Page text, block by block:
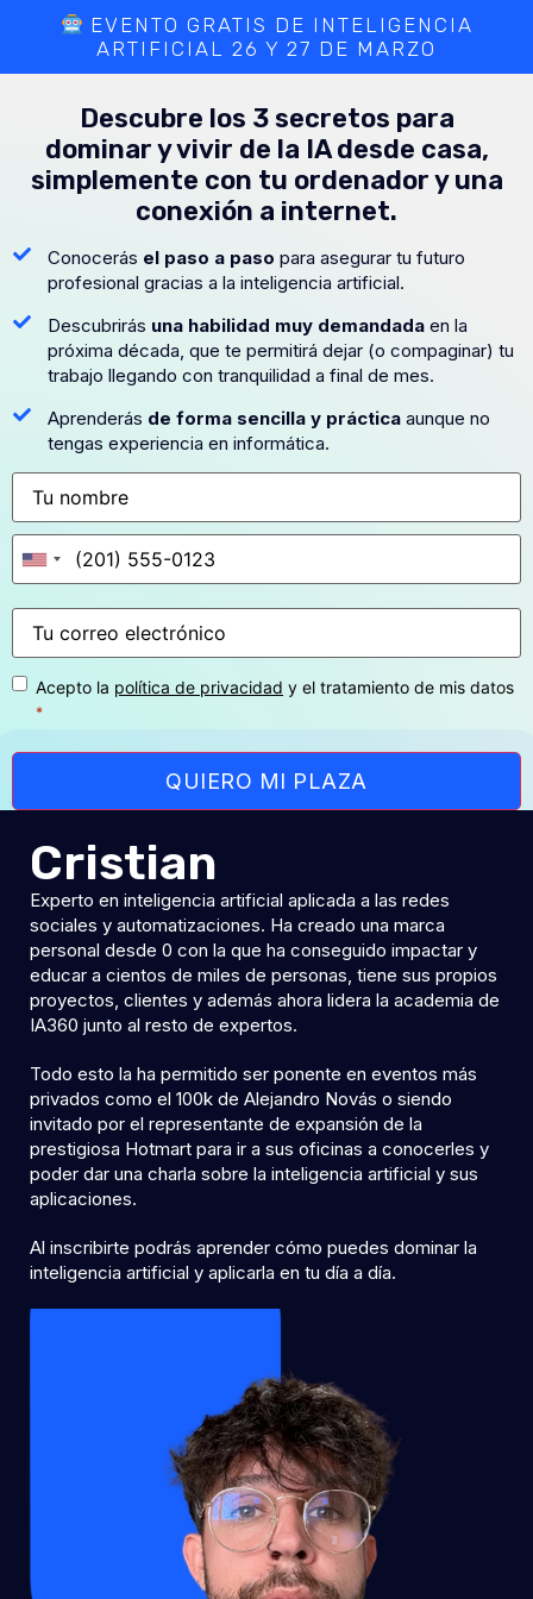
EVENTO GRATIS DE INTELIGENCIA
ARTIFICIAL 26 Y 27 DE MARZO
Descubre los 3 secretos para
dominar y vivir de la IAdesde casa,
simplemente con tu ordenador y una
conexión a internet.
Conocerás el paso a paso para asegurar tu futuro
profesional gracias a la inteligencia artificial.
Descubrirás una habilidad muy demandadaen la
próxima década, que te permitirá dejar (o compaginar) tu
trabajo llegando con tranquilidad a final de mes.
⁠Aprenderás de forma sencilla y prácticaaunque no
tengas experiencia en informática.
Nombre
Teléfono
Correo
electrónico
Consentimiento *
Acepto la política de privacidad y el tratamiento de mis datos
*
Cristian
Experto en inteligencia artificial aplicada a las redes
sociales y automatizaciones. Ha creado una marca
personal desde 0 con la que ha conseguido impactar y
educar a cientos de miles de personas, tiene sus propios
proyectos, clientes y además ahora lidera la academia de
IA360 junto al resto de expertos.
Todo esto la ha permitido ser ponente en eventos más
privados como el 100k de Alejandro Novás o siendo
invitado por el representante de expansión de la
prestigiosa Hotmart para ir a sus oficinas a conocerles y
poder dar una charla sobre la inteligencia artificial y sus
aplicaciones.
Al inscribirte podrás aprender cómo puedes dominar la
inteligencia artificial y aplicarla en tu día a día.